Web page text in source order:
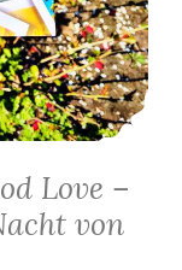
Love –
von